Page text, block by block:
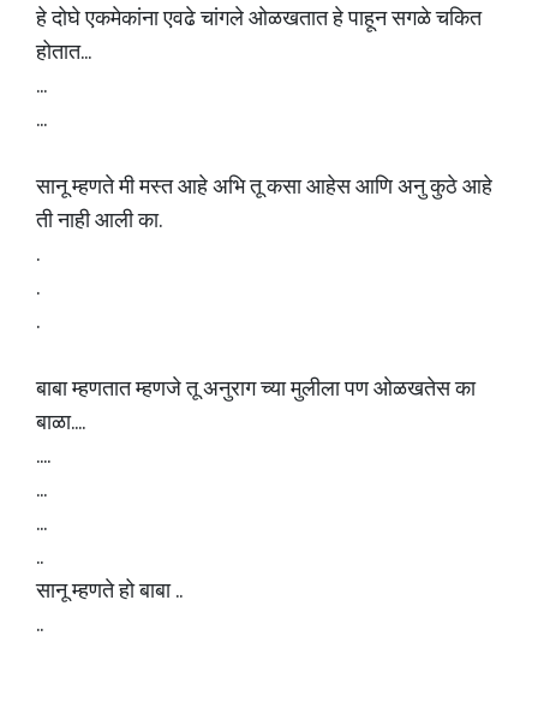
हे दोघे एकमेकांना एवढे चांगले ओळखतात हे पाहून सगळे चकित
होतात...
...
...
सानू म्हणते मी मस्त आहे अभि तू कसा आहेस आणि अनु कुठे आहे
ती नाही आली का.
.
.
.
बाबा म्हणतात म्हणजे तू अनुराग च्या मुलीला पण ओळखतेस का
बाळा....
....
...
...
..
सानू म्हणते हो बाबा ..
..